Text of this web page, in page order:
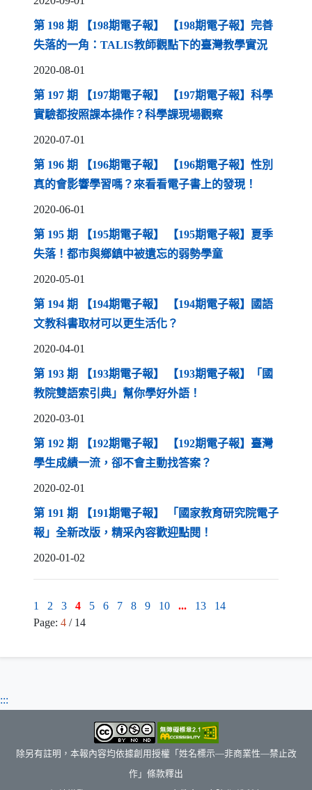
第 198 期 【198期電子報】 【198期電子報】完善
失落的一角：TALIS教師觀點下的臺灣教學實況（另開
2020-08-01
第 197 期 【197期電子報】 【197期電子報】科學
實驗都按照課本操作？科學課現場觀察（另開新視窗）
2020-07-01
第 196 期 【196期電子報】 【196期電子報】性別
真的會影響學習嗎？來看看電子書上的發現！
2020-06-01
第 195 期 【195期電子報】 【195期電子報】夏季
失落！都市與鄉鎮中被遺忘的弱勢學童（另開新視窗）
2020-05-01
第 194 期 【194期電子報】 【194期電子報】國語
文教科書取材可以更生活化？
2020-04-01
第 193 期 【193期電子報】 【193期電子報】「國
教院雙語索引典」幫你學好外語！
2020-03-01
第 192 期 【192期電子報】 【192期電子報】臺灣
學生成績一流，卻不會主動找答案？
2020-02-01
第 191 期 【191期電子報】 「國家教育研究院電子
報」全新改版，精采內容歡迎點閱！
2020-01-02
1 2 3 4 5 6 7 8 9 10 ... 13
14
Page: 4 / 14
:::
除另有註明，本報內容均依據創用授權「姓名標示—非商業性—禁止改
作」條款釋出